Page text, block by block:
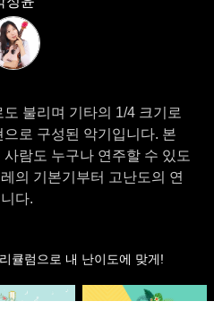
불리며 기타의 1/4 크기로
로 구성된 악기입니다. 본
람도 누구나 연주할 수 있도
의 기본기부터 고난도의 연
다.
큘럼으로 내 난이도에 맞게!